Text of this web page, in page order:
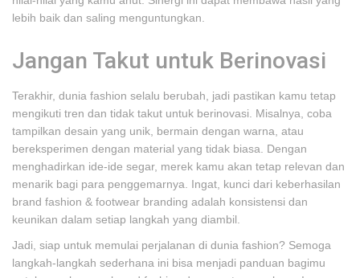
lebih baik dan saling menguntungkan.
Jangan Takut untuk Berinovasi
Terakhir, dunia fashion selalu berubah, jadi pastikan kamu tetap
mengikuti tren dan tidak takut untuk berinovasi. Misalnya, coba
tampilkan desain yang unik, bermain dengan warna, atau
bereksperimen dengan material yang tidak biasa. Dengan
menghadirkan ide-ide segar, merek kamu akan tetap relevan dan
menarik bagi para penggemarnya. Ingat, kunci dari keberhasilan
brand fashion & footwear branding adalah konsistensi dan
keunikan dalam setiap langkah yang diambil.
Jadi, siap untuk memulai perjalanan di dunia fashion? Semoga
langkah-langkah sederhana ini bisa menjadi panduan bagimu